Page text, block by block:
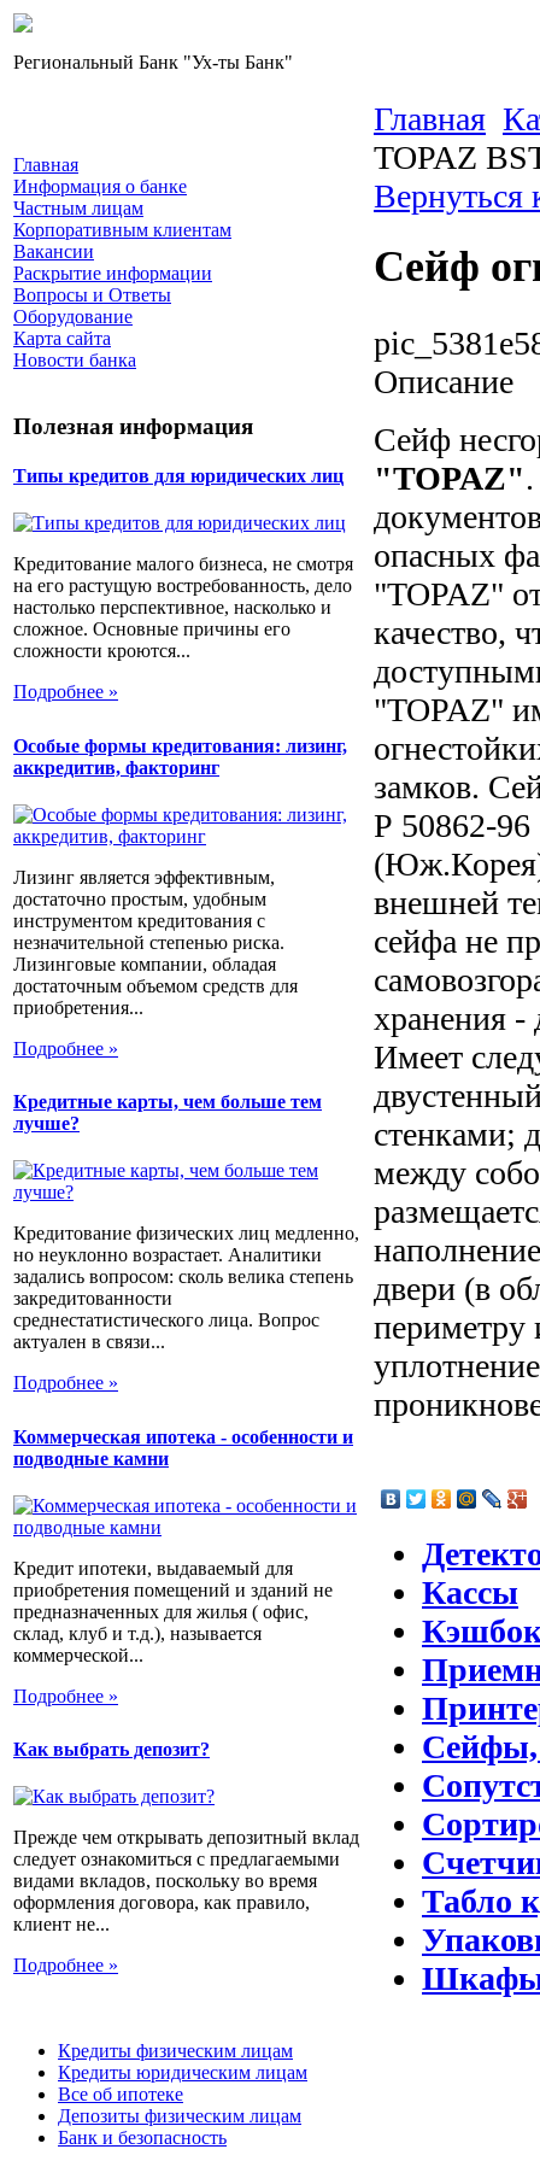
Региональный Банк "Ух-ты Банк"
Главная
Информация о банке
Частным лицам
Корпоративным клиентам
Вакансии
Раскрытие информации
Вопросы и Ответы
Оборудование
Карта сайта
Новости банка
Полезная информация
Типы кредитов для юридических лиц
Кредитование малого бизнеса, не смотря
на его растущую востребованность, дело
настолько перспективное, насколько и
сложное. Основные причины его
сложности кроются...
Подробнее »
Особые формы кредитования: лизинг,
аккредитив, факторинг
Лизинг является эффективным,
достаточно простым, удобным
инструментом кредитования с
незначительной степенью риска.
Лизинговые компании, обладая
достаточным объемом средств для
приобретения...
Подробнее »
Кредитные карты, чем больше тем
лучше?
Кредитование физических лиц медленно,
но неуклонно возрастает. Аналитики
задались вопросом: сколь велика степень
закредитованности
среднестатистического лица. Вопрос
актуален в связи...
Подробнее »
Коммерческая ипотека - особенности и
подводные камни
Кредит ипотеки, выдаваемый для
приобретения помещений и зданий не
предназначенных для жилья ( офис,
склад, клуб и т.д.), называется
коммерческой...
Подробнее »
Как выбрать депозит?
Прежде чем открывать депозитный вклад
следует ознакомиться с предлагаемыми
видами вкладов, поскольку во время
оформления договора, как правило,
клиент не...
Подробнее »
Главная
TOPAZ
Сейф
Описание
Сейф
"TOPAZ"
опасных
"TOPAZ"
качество,
"TOPAZ"
замков.
Р 50862-96
(Юж.Корея)
внешней
сейфа не
хранения
Имеет
стенками;
между
двери (в
периметру
Кассы
Сейфы,
Табло
Кредиты физическим лицам
Кредиты юридическим лицам
Все об ипотеке
Депозиты физическим лицам
Банк и безопасность